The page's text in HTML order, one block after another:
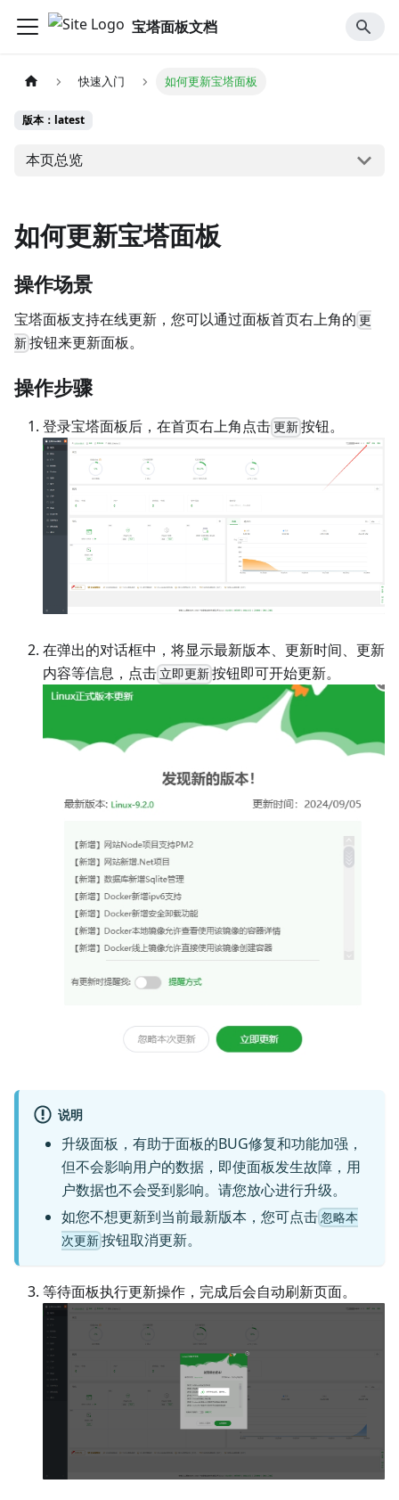
宝塔面板文档
快速入门 如何更新宝塔面板
版本：latest
本页总览
如何更新宝塔面板
操作场景
宝塔面板支持在线更新，您可以通过面板首页右上角的 更
新按钮来更新面板。
操作步骤
登录宝塔面板后，在首页右上角点击更新 按钮。
在弹出的对话框中，将显示最新版本、更新时间、更新
内容等信息，点击 立即更新 按钮即可开始更新。
说明
升级面板，有助于面板的BUG修复和功能加强，
但不会影响用户的数据，即使面板发生故障，用
户数据也不会受到影响。请您放心进行升级。
如您不想更新到当前最新版本，您可点击 忽略本
次更新按钮取消更新。
等待面板执行更新操作，完成后会自动刷新页面。